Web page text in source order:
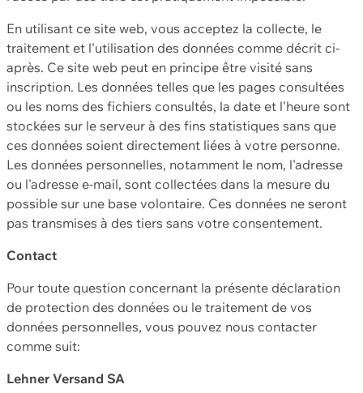
En utilisant ce site web, vous acceptez la collecte, le
traitement et l'utilisation des données comme décrit ci-
après. Ce site web peut en principe être visité sans
inscription. Les données telles que les pages consultées
ou les noms des fichiers consultés, la date et l'heure sont
stockées sur le serveur à des fins statistiques sans que
ces données soient directement liées à votre personne.
Les données personnelles, notamment le nom, l'adresse
ou l'adresse e-mail, sont collectées dans la mesure du
possible sur une base volontaire. Ces données ne seront
pas transmises à des tiers sans votre consentement.
Contact
Pour toute question concernant la présente déclaration
de protection des données ou le traitement de vos
données personnelles, vous pouvez nous contacter
comme suit:
Lehner Versand SA